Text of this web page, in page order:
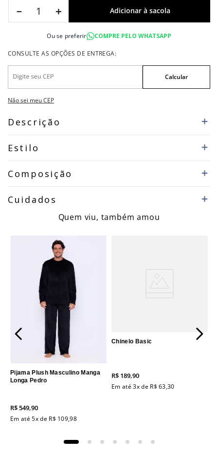
＋
－
Ou se preferir COMPRE PELO WHATSAPP
Não sei meu CEP
Descrição
Estilo
Composição
Cuidados
Quem viu, também amou
Pijama Plush Masculino Manga
Longa Pedro
R$549,90
Em até5x de R$ 109,98
Chinelo Basic
R$ 189,90
Em até3x de R$ 63,30